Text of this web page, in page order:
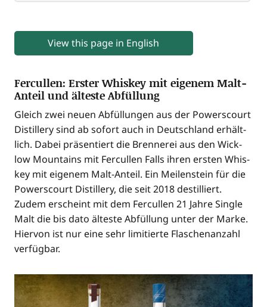
View this page in English
Fercullen: Erster Whiskey mit eigenem Malt-
Anteil und älteste Abfüllung
Gleich zwei neu­en Abfül­lun­gen aus der Powers­court
Distil­lery sind ab sofort auch in Deutsch­land erhält­
lich. Dabei prä­sen­tiert die Bren­ne­rei aus den Wick­
low Moun­ta­ins mit Fer­cul­len Falls ihren ers­ten Whis­
key mit eige­nem Malt-Anteil. Ein Mei­len­stein für die
Powers­court Distil­lery, die seit 2018 destil­liert.
Zudem erscheint mit dem Fer­cul­len 21 Jah­re Sin­gle
Malt die bis dato ältes­te Abfül­lung unter der Mar­ke.
Hier­von ist nur eine sehr limi­tier­te Fla­schen­an­zahl
verfügbar.